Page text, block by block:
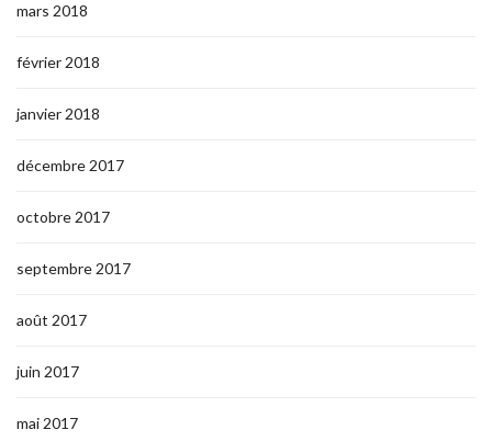
mars 2018
février 2018
janvier 2018
décembre 2017
octobre 2017
septembre 2017
août 2017
juin 2017
mai 2017